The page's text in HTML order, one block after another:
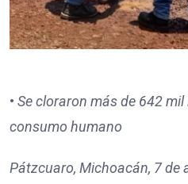
• Se cloraron más de 642
consumo humano
Pátzcuaro, Michoacán, 7 de